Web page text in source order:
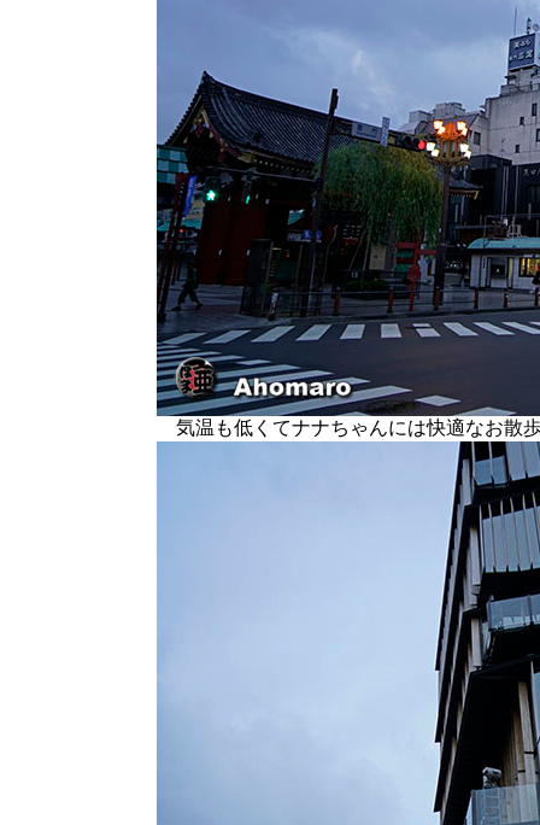
気温も低くてナナちゃんには快適なお散